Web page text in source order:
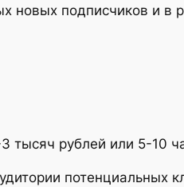
новых подписчиков и в
тысяч рублей или 5-10
потенциальных